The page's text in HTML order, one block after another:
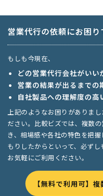
営業代行の依頼にお困
もしも今現在、
どの営業代行会社がいい
営業の結果が出るまでの
自社製品への理解度の高
上記のようなお困りがありま
ださい。比較ビズでは、複数
き、相場感や各社の特色を把
もりしたからといって、必ず
お気軽にご利用ください。
【無料で利用可】